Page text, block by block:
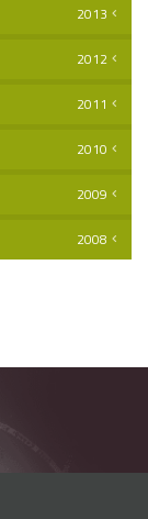
2013
2012
2011
2010
2009
2008